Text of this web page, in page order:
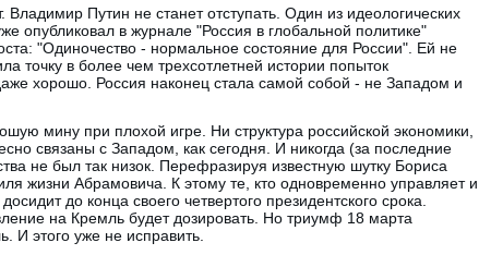
Путин не станет отступать. Один из идеологических
опубликовал в журнале "Россия в глобальной политике"
"Одиночество - нормальное состояние для России". Ей не
точку в более чем трехсотлетней истории попыток
хорошо. Россия наконец стала самой собой - не Западом и
мину при плохой игре. Ни структура российской экономики,
связаны с Западом, как сегодня. И никогда (за последние
не был так низок. Перефразируя известную шутку Бориса
жизни Абрамовича. К этому те, кто одновременно управляет и
до конца своего четвертого президентского срока.
на Кремль будет дозировать. Но триумф 18 марта
И этого уже не исправить.